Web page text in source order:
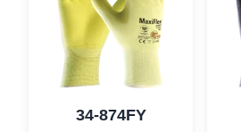
34-874FY